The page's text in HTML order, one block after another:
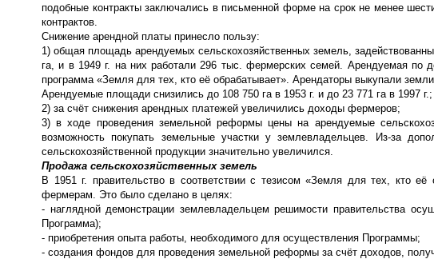
подобные контракты заключались в письменной форме на срок не менее
контрактов.
Снижение арендной платы принесло пользу:
1) общая площадь арендуемых сельскохозяйственных земель,
га, и в 1949 г. на них работали 296 тыс. фермерских семей. Арендуемая по
программа «Земля для тех, кто её обрабатывает». Арендаторы выкупали
Арендуемые площади снизились до 108 750 га в 1953 г. и до 23 771 га в 1997 г.;
2) за счёт снижения арендных платежей увеличились доходы фермеров;
3) в ходе проведения земельной реформы цены на арендуемые
возможность покупать земельные участки у землевладельцев. Из-за
сельскохозяйственной продукции значительно увеличился.
Продажа сельскохозяйственных земель
В 1951 г. правительство в соответствии с тезисом «Земля для тех, кто
фермерам. Это было сделано в целях:
- наглядной демонстрации землевладельцем решимости правительства
Программа);
- приобретения опыта работы, необходимого для осуществления Программы;
- создания фондов для проведения земельной реформы за счёт доходов,